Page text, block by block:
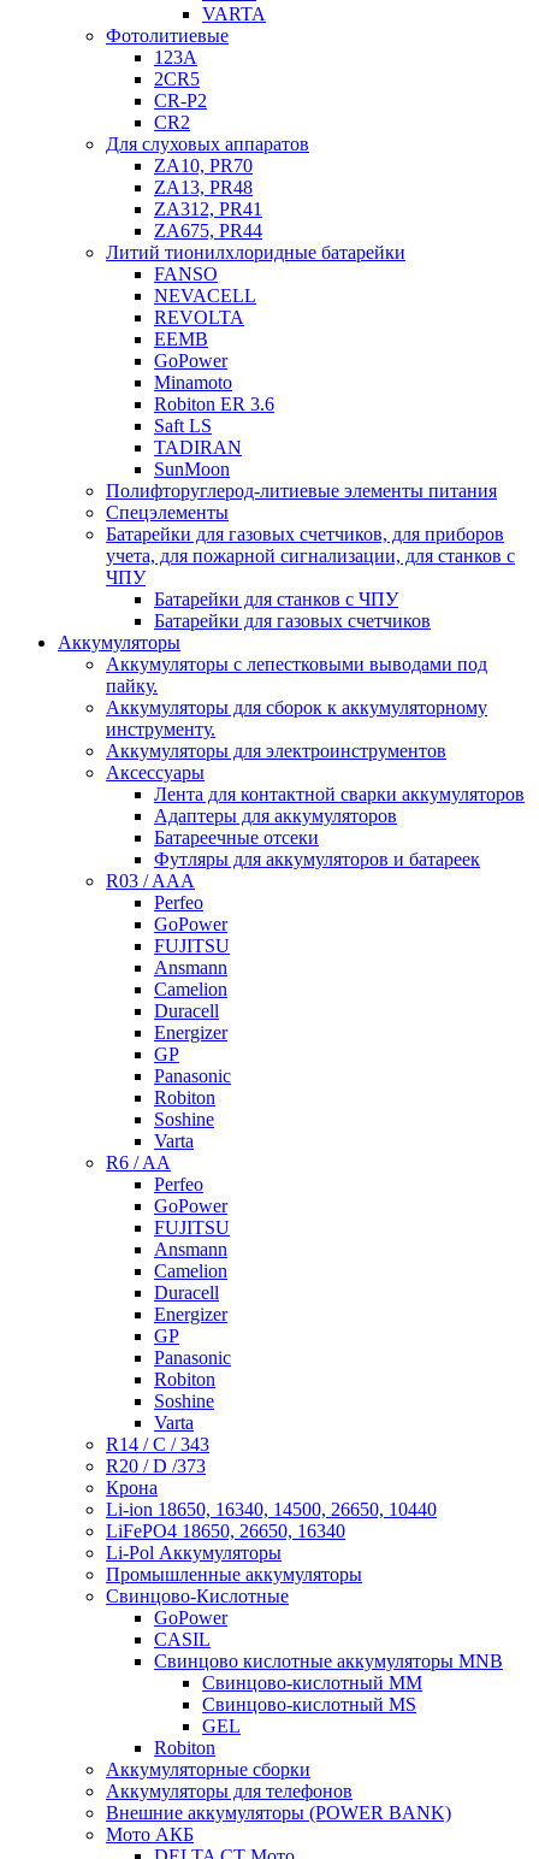
VARTA
Фотолитиевые
123A
2CR5
CR-P2
CR2
Для слуховых аппаратов
ZA10, PR70
ZA13, PR48
ZA312, PR41
ZA675, PR44
Литий тионилхлоридные батарейки
FANSO
NEVACELL
REVOLTA
EEMB
GoPower
Minamoto
Robiton ER 3.6
Saft LS
TADIRAN
SunMoon
Полифторуглерод-литиевые элементы питания
Спецэлементы
Батарейки для газовых счетчиков, для приборов
учета, для пожарной сигнализации, для станков с
ЧПУ
Батарейки для станков с ЧПУ
Батарейки для газовых счетчиков
Аккумуляторы
Аккумуляторы с лепестковыми выводами под
пайку.
Аккумуляторы для сборок к аккумуляторному
инструменту.
Аккумуляторы для электроинструментов
Аксессуары
Лента для контактной сварки аккумуляторов
Адаптеры для аккумуляторов
Батареечные отсеки
Футляры для аккумуляторов и батареек
R03 / AAA
Perfeo
GoPower
FUJITSU
Ansmann
Camelion
Duracell
Energizer
GP
Panasonic
Robiton
Soshine
Varta
R6 / AA
Perfeo
GoPower
FUJITSU
Ansmann
Camelion
Duracell
Energizer
GP
Panasonic
Robiton
Soshine
Varta
R14 / C / 343
R20 / D /373
Крона
Li-ion 18650, 16340, 14500, 26650, 10440
LiFePO4 18650, 26650, 16340
Li-Pol Аккумуляторы
Промышленные аккумуляторы
Свинцово-Кислотные
GoPower
CASIL
Свинцово кислотные аккумуляторы MNB
Cвинцово-кислотный MM
Cвинцово-кислотный MS
GEL
Robiton
Аккумуляторные сборки
Аккумуляторы для телефонов
Внешние аккумуляторы (POWER BANK)
Мото АКБ